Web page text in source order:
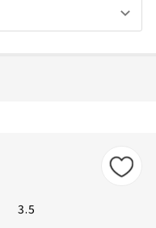
3.5